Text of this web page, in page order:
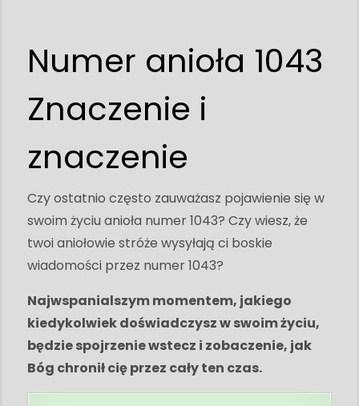
Numer anioła 1043
Znaczenie i
znaczenie
Czy ostatnio często zauważasz pojawienie się w
swoim życiu anioła numer 1043? Czy wiesz, że
twoi aniołowie stróże wysyłają ci boskie
wiadomości przez numer 1043?
Najwspanialszym momentem, jakiego
kiedykolwiek doświadczysz w swoim życiu,
będzie spojrzenie wstecz i zobaczenie, jak
Bóg chronił cię przez cały ten czas.